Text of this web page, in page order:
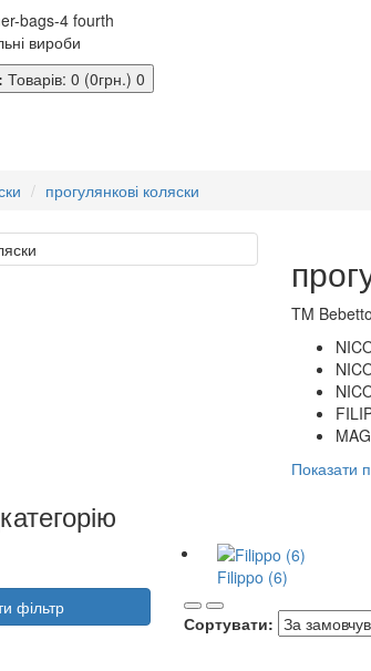
вироби
Товарів: 0 (0грн.) 0
прогулянкові коляски
TM
Показати
Filippo (6)
фільтр
Сортувати: